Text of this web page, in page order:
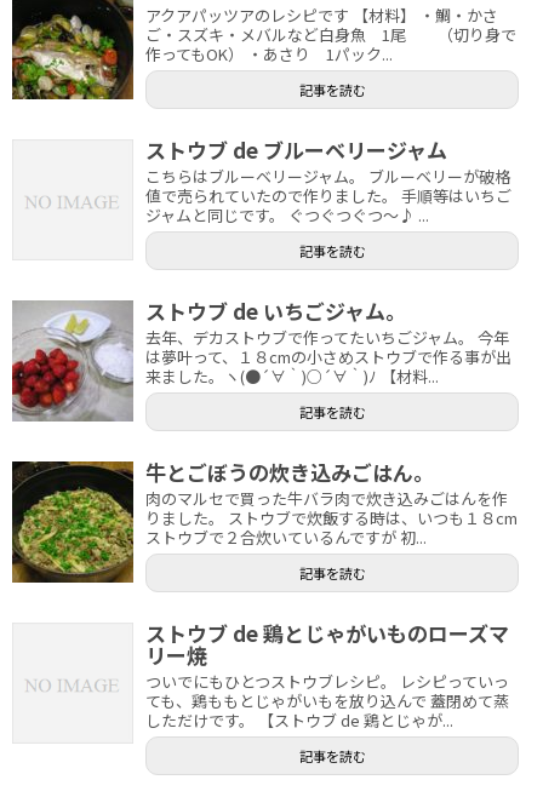
アクアパッツアのレシピです 【材料】 ・鯛・かさ
ご・スズキ・メバルなど白身魚 1尾 （切り身で
作ってもOK） ・あさり 1パック...
記事を読む
ストウブ de ブルーベリージャム
こちらはブルーベリージャム。 ブルーベリーが破格
値で売られていたので作りました。 手順等はいちご
ジャムと同じです。 ぐつぐつぐつ～♪ ...
記事を読む
ストウブ de いちごジャム。
去年、デカストウブで作ってたいちごジャム。 今年
は夢叶って、１８cmの小さめストウブで作る事が出
来ました。ヽ(●´∀｀)○´∀｀)ﾉ 【材料...
記事を読む
牛とごぼうの炊き込みごはん。
肉のマルセで買った牛バラ肉で炊き込みごはんを作
りました。 ストウブで炊飯する時は、いつも１８cm
ストウブで２合炊いているんですが 初...
記事を読む
ストウブ de 鶏とじゃがいものローズマ
リー焼
ついでにもひとつストウブレシピ。 レシピっていっ
ても、鶏ももとじゃがいもを放り込んで 蓋閉めて蒸
しただけです。 【ストウブ de 鶏とじゃが...
記事を読む